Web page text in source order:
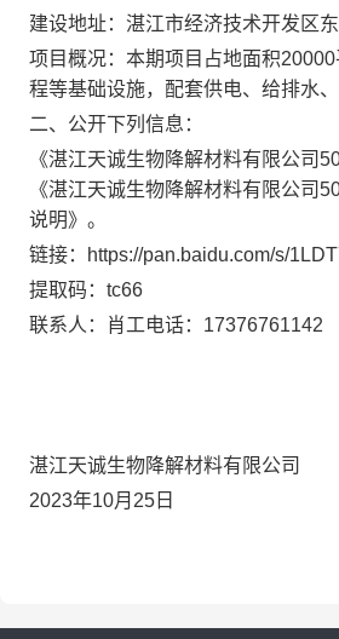
建设地址：湛江市经济技术开发区
项目概况：本期项目占地面积
程等基础设施，配套供电、给排水
二、公开下列信息：
《湛江天诚生物降解材料有限公司
《湛江天诚生物降解材料有限公司
说明》。
链接：https://pan.baidu.com/s/
提取码：tc66
联系人：肖工电话：17376761142
湛江天诚生物降解材料有限公司
2023年10月25日